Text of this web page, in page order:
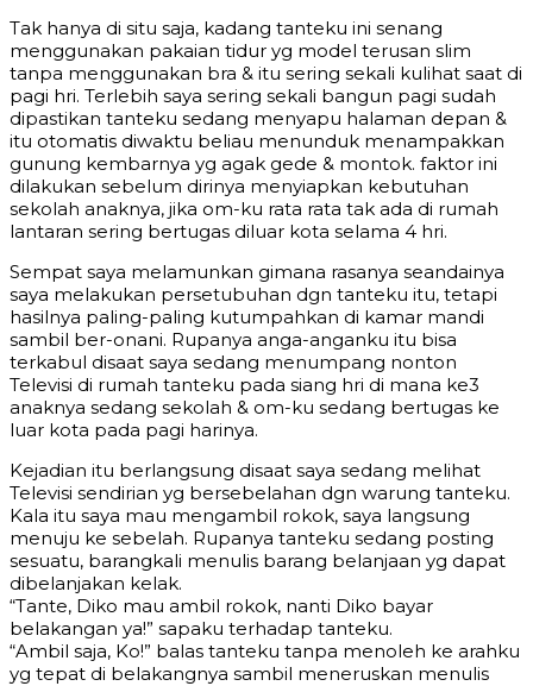
Tak hanya di situ saja, kadang tanteku ini senang
menggunakan pakaian tidur yg model terusan slim
tanpa menggunakan bra & itu sering sekali kulihat saat di
pagi hri. Terlebih saya sering sekali bangun pagi sudah
dipastikan tanteku sedang menyapu halaman depan &
itu otomatis diwaktu beliau menunduk menampakkan
gunung kembarnya yg agak gede & montok. faktor ini
dilakukan sebelum dirinya menyiapkan kebutuhan
sekolah anaknya, jika om-ku rata rata tak ada di rumah
lantaran sering bertugas diluar kota selama 4 hri.
Sempat saya melamunkan gimana rasanya seandainya
saya melakukan persetubuhan dgn tanteku itu, tetapi
hasilnya paling-paling kutumpahkan di kamar mandi
sambil ber-onani. Rupanya anga-anganku itu bisa
terkabul disaat saya sedang menumpang nonton
Televisi di rumah tanteku pada siang hri di mana ke3
anaknya sedang sekolah & om-ku sedang bertugas ke
luar kota pada pagi harinya.
Kejadian itu berlangsung disaat saya sedang melihat
Televisi sendirian yg bersebelahan dgn warung tanteku.
Kala itu saya mau mengambil rokok, saya langsung
menuju ke sebelah. Rupanya tanteku sedang posting
sesuatu, barangkali menulis barang belanjaan yg dapat
dibelanjakan kelak.
“Tante, Diko mau ambil rokok, nanti Diko bayar
belakangan ya!” sapaku terhadap tanteku.
“Ambil saja, Ko!” balas tanteku tanpa menoleh ke arahku
yg tepat di belakangnya sambil meneruskan menulis